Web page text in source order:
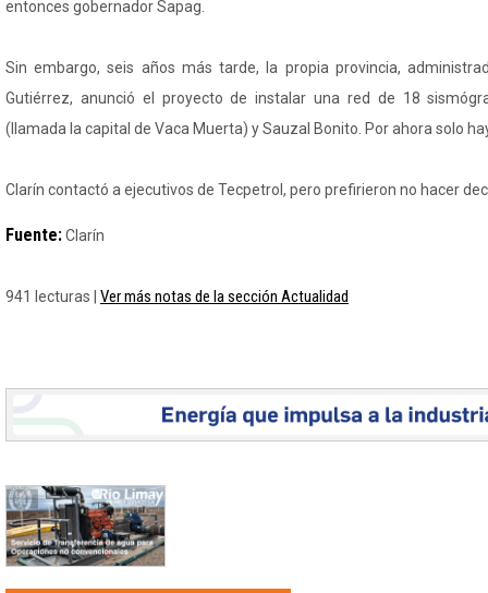
entonces gobernador Sapag.
Sin embargo, seis años más tarde, la propia provincia,
Gutiérrez, anunció el proyecto de instalar una red de 18
(llamada la capital de Vaca Muerta) y Sauzal Bonito. Por ahora solo
Clarín contactó a ejecutivos de Tecpetrol, pero prefirieron no hacer
Fuente:Clarín
941 lecturas | Ver más notas de la sección Actualidad